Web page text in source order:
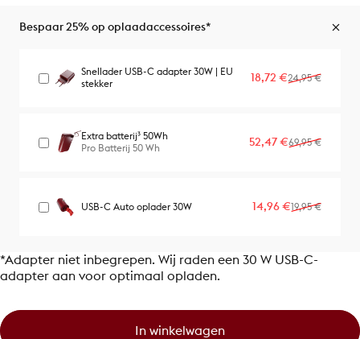
Bespaar 25% op oplaadaccessoires*
Snellader USB-C adapter 30W | EU
stekker
Verkoopprijs
18,72 €
Normale prijs
24,95 €
Extra batterij³ 50Wh
Pro Batterij 50 Wh
Verkoopprijs
52,47 €
Normale prijs
69,95 €
USB-C Auto oplader 30W Verkoopprijs
14,96 €
Normale prijs
19,95 €
*Adapter niet inbegrepen. Wij raden een 30 W USB-C-
adapter aan voor optimaal opladen.
In winkelwagen